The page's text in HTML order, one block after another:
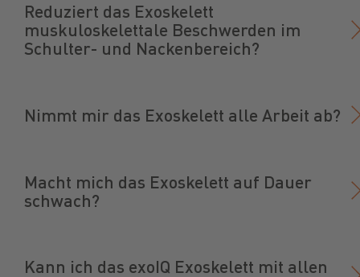
Reduziert das Exoskelett
muskuloskelettale Beschwerden im
Schulter- und Nackenbereich?
Nimmt mir das Exoskelett alle Arbeit ab?
Macht mich das Exoskelett auf Dauer
schwach?
Kann ich das exoIQ Exoskelett mit allen